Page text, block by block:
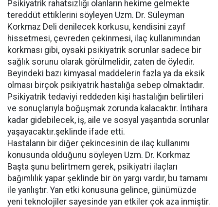
Psikiyatrik rahatsızlığı olanların hekime gelmekte
tereddüt ettiklerini söyleyen Uzm. Dr. Süleyman
Korkmaz Deli denilecek korkusu, kendisini zayıf
hissetmesi, çevreden çekinmesi, ilaç kullanımından
korkması gibi, oysaki psikiyatrik sorunlar sadece bir
sağlık sorunu olarak görülmelidir, zaten de öyledir.
Beyindeki bazı kimyasal maddelerin fazla ya da eksik
olması birçok psikiyatrik hastalığa sebep olmaktadır.
Psikiyatrik tedaviyi reddeden kişi hastalığın belirtileri
ve sonuçlarıyla boğuşmak zorunda kalacaktır. İntihara
kadar gidebilecek, iş, aile ve sosyal yaşantıda sorunlar
yaşayacaktır.şeklinde ifade etti.
Hastaların bir diğer çekincesinin de ilaç kullanımı
konusunda olduğunu söyleyen Uzm. Dr. Korkmaz
Başta şunu belirtmem gerek, psikiyatri ilaçları
bağımlılık yapar şeklinde bir ön yargı vardır, bu tamamı
ile yanlıştır. Yan etki konusuna gelince, günümüzde
yeni teknolojiler sayesinde yan etkiler çok aza inmiştir.